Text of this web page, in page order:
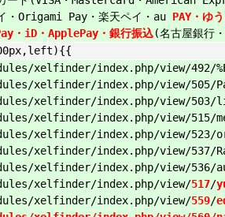
・Origami Pay・楽天ペイ・au PAY・ゆ
・iD・ApplePay・銀行振込(名古屋銀行
xelfinder/index.php/view/492/
xelfinder/index.php/view/505/
xelfinder/index.php/view/503/
xelfinder/index.php/view/515/
xelfinder/index.php/view/523/
xelfinder/index.php/view/537/
xelfinder/index.php/view/536/
xelfinder/index.php/view/517/
xelfinder/index.php/view/559/